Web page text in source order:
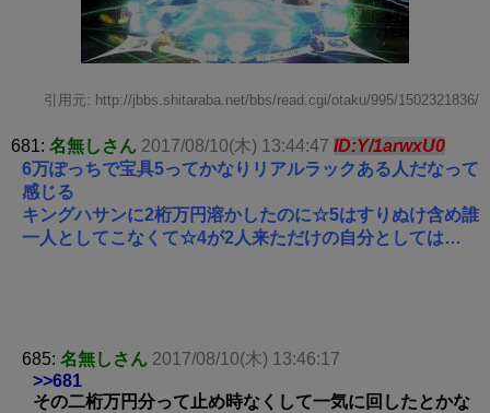
引用元: http://jbbs.shitaraba.net/bbs/read.cgi/otaku/995/1502321836/
681: 名無しさん 2017/08/10(木) 13:44:47 ID:Y/1arwxU0
6万ぽっちで宝具5ってかなりリアルラックある人だなって
感じる
キングハサンに2桁万円溶かしたのに☆5はすりぬけ含め誰
一人としてこなくて☆4が2人来ただけの自分としては…
685: 名無しさん 2017/08/10(木) 13:46:17
>>681
その二桁万円分って止め時なくして一気に回したとかな